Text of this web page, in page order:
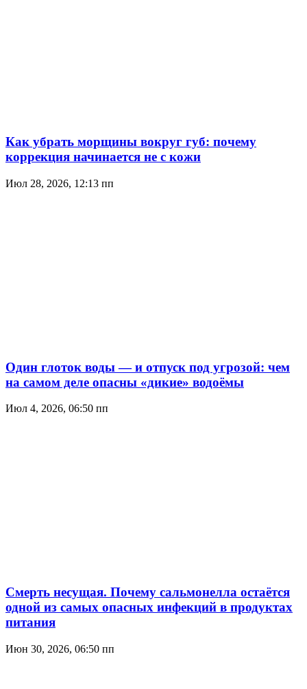
Как убрать морщины вокруг губ: почему
коррекция начинается не с кожи
Июл 28, 2026, 12:13 пп
Один глоток воды — и отпуск под угрозой: чем
на самом деле опасны «дикие» водоёмы
Июл 4, 2026, 06:50 пп
Смерть несущая. Почему сальмонелла остаётся
одной из самых опасных инфекций в продуктах
питания
Июн 30, 2026, 06:50 пп